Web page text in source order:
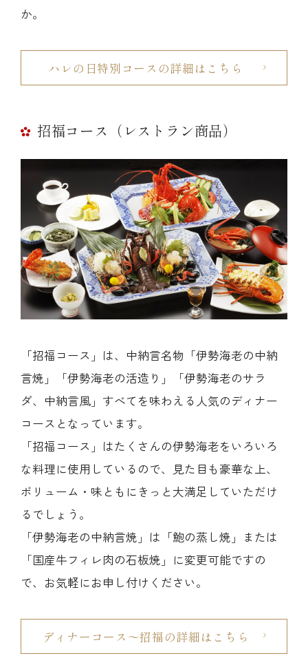
か。
ハレの日特別コースの詳細はこちら
招福コース（レストラン商品）
「招福コース」は、中納言名物「伊勢海老の中納
言焼」「伊勢海老の活造り」「伊勢海老のサラ
ダ、中納言風」すべてを味わえる人気のディナー
コースとなっています。
「招福コース」はたくさんの伊勢海老をいろいろ
な料理に使用しているので、見た目も豪華な上、
ボリューム・味ともにきっと大満足していただけ
るでしょう。
「伊勢海老の中納言焼」は「鮑の蒸し焼」または
「国産牛フィレ肉の石板焼」に変更可能ですの
で、お気軽にお申し付けください。
ディナーコース〜招福の詳細はこちら